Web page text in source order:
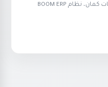
البشرية والمستودعات والمشتريات كمان، نظام BOOM ERP